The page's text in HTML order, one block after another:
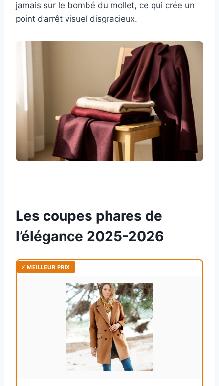
jamais sur le bombé du mollet, ce qui crée un
point d’arrêt visuel disgracieux.
Les coupes phares de
l’élégance 2025-2026
⚡ MEILLEUR PRIX